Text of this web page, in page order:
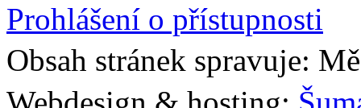
Prohlášení o přístupnosti
Obsah stránek spravuje: